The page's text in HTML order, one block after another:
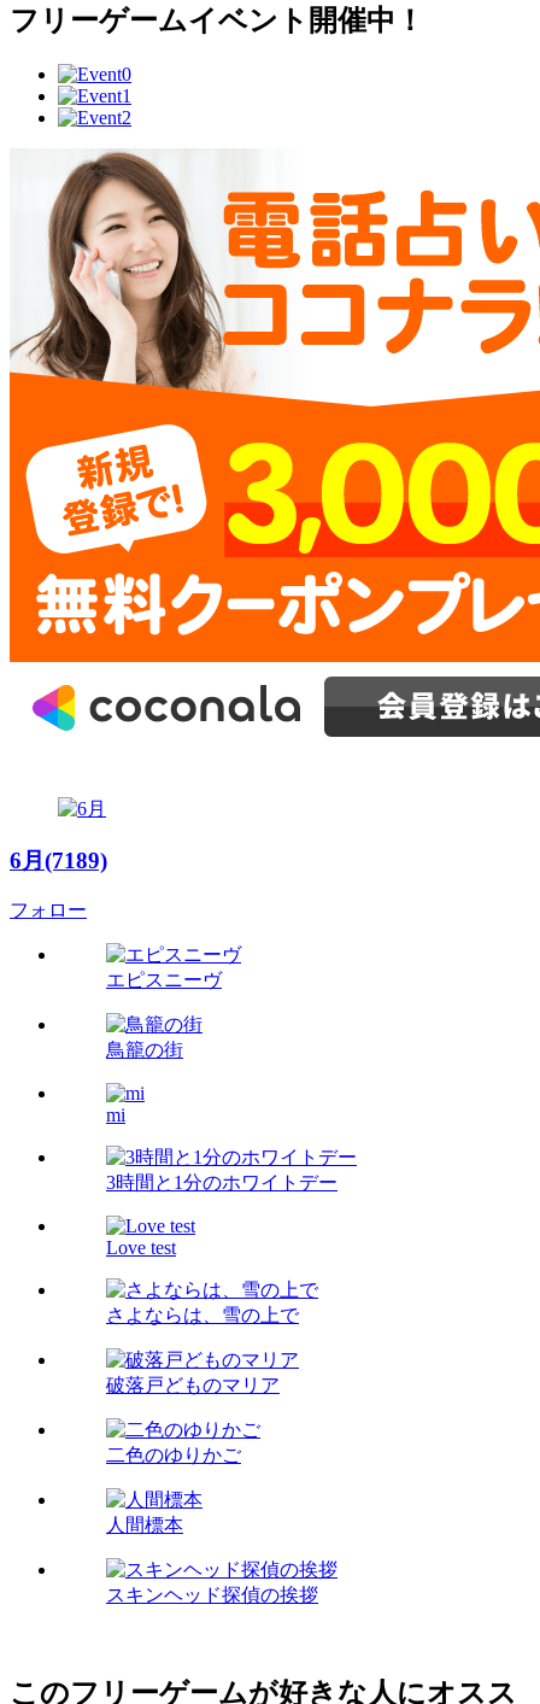
フリーゲームイベント開催中！
6月(7189)
フォロー
エピスニーヴ
鳥籠の街
mi
3時間と1分のホワイトデー
Love test
さよならは、雪の上で
破落戸どものマリア
二色のゆりかご
人間標本
スキンヘッド探偵の挨拶
このフリーゲームが好きな人にオスス